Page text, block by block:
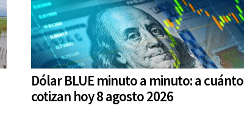
Dólar BLUE minuto a minuto: a cuánto
cotizan hoy 8 agosto 2026